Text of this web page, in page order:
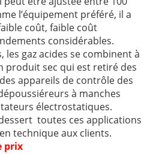
l’équipement préféré, il a
coût, faible coût
considérables.
les gaz acides se combinent à
produit sec qui est retiré des
appareils de contrôle des
à manches
électrostatiques.
toutes ces applications
technique aux clients.
prix